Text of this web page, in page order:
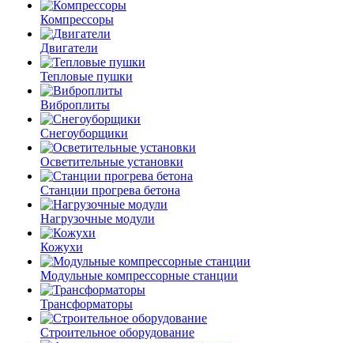
Компрессоры
Двигатели
Тепловые пушки
Виброплиты
Снегоуборщики
Осветительные установки
Станции прогрева бетона
Нагрузочные модули
Кожухи
Модульные компрессорные станции
Трансформаторы
Строительное оборудование